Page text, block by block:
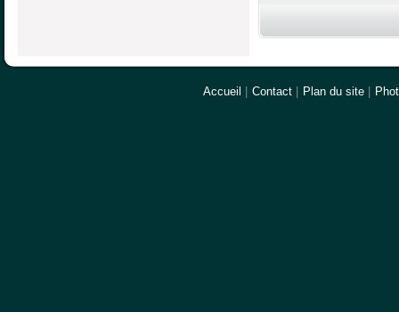
Accueil Contact Plan du site